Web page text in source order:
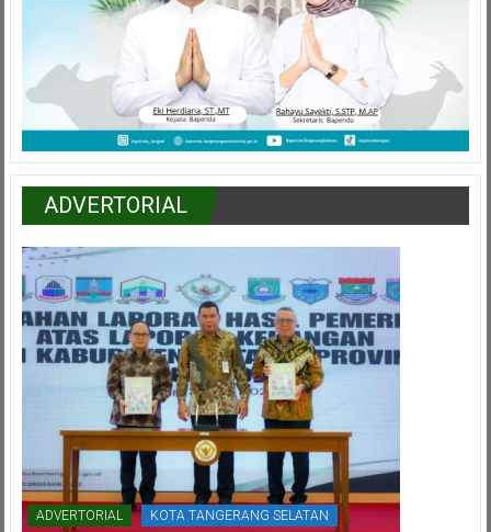
ADVERTORIAL
ADVERTORIAL KOTA TANGERANG SELATAN